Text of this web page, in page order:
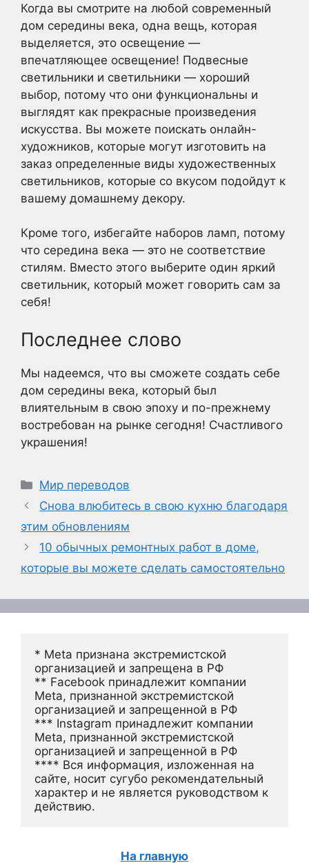
Когда вы смотрите на любой современный
дом середины века, одна вещь, которая
выделяется, это освещение —
впечатляющее освещение! Подвесные
светильники и светильники — хороший
выбор, потому что они функциональны и
выглядят как прекрасные произведения
искусства. Вы можете поискать онлайн-
художников, которые могут изготовить на
заказ определенные виды художественных
светильников, которые со вкусом подойдут к
вашему домашнему декору.
Кроме того, избегайте наборов ламп, потому
что середина века — это не соответствие
стилям. Вместо этого выберите один яркий
светильник, который может говорить сам за
себя!
Последнее слово
Мы надеемся, что вы сможете создать себе
дом середины века, который был
влиятельным в свою эпоху и по-прежнему
востребован на рынке сегодня! Счастливого
украшения!
Рубрики
Мир переводов
Снова влюбитесь в свою кухню благодаря
этим обновлениям
10 обычных ремонтных работ в доме,
которые вы можете сделать самостоятельно
* Meta признана экстремистской
организацией и запрещена в РФ
** Facebook принадлежит компании
Meta, признанной экстремистской
организацией и запрещенной в РФ
*** Instagram принадлежит компании
Meta, признанной экстремистской
организацией и запрещенной в РФ
**** Вся информация, изложенная на
сайте, носит сугубо рекомендательный
характер и не является руководством к
действию.
На главную